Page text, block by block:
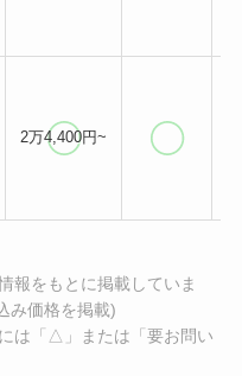
2万4,400円~
報をもとに掲載していま
み価格を掲載)
は「△」または「要お問い